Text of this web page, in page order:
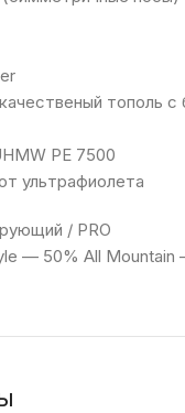
тополь с
PE 7500
ультрафиолета
/ PRO
— 50% All Mountain